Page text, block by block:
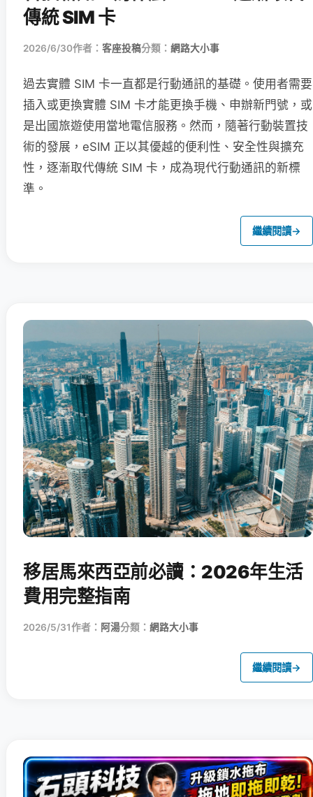
傳統 SIM 卡
2026/6/30作者： 客座投稿分類： 網路大小事
過去實體 SIM 卡一直都是行動通訊的基礎。使用者需要
插入或更換實體 SIM 卡才能更換手機、申辦新門號，或
是出國旅遊使用當地電信服務。然而，隨著行動裝置技
術的發展，eSIM 正以其優越的便利性、安全性與擴充
性，逐漸取代傳統 SIM 卡，成為現代行動通訊的新標
準。
繼續閱讀→
移居馬來西亞前必讀：2026年生活
費用完整指南
2026/5/31作者： 阿湯分類： 網路大小事
繼續閱讀→